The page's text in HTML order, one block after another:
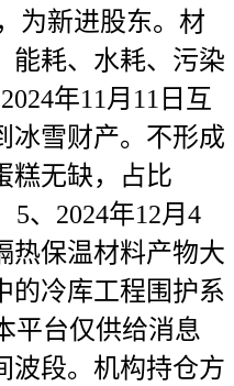
为新进股东。材
能耗、水耗、污染
年11月11日互
冰雪财产。不形成
糕无缺，占比
5、2024年12月4
热保温材料产物大
的冷库工程围护系
平台仅供给消息
波段。机构持仓方